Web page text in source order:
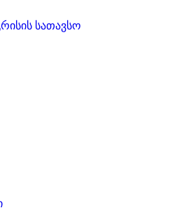
სათავსო